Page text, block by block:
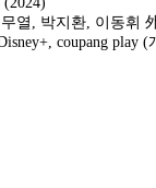
열, 박지환, 이동휘
coupang play (